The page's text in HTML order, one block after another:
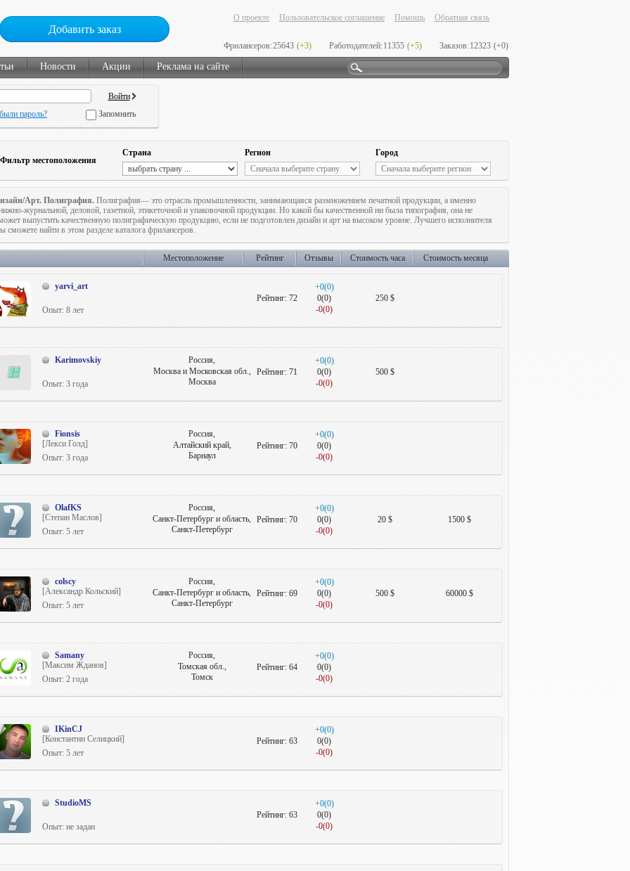
Добавить заказ
О проекте Пользовательское соглашение Помощь Обратная связь
Фрилансеров:25643 (+3) Работодателей:11355 (+5) Заказов:12323 (+0)
Новости Акции Реклама на сайте
пароль? Запомнить
Фильтр местоположения
Страна Регион Город
Арт. Полиграфия. Полиграфия— это отрасль промышленности, занимающаяся размножением печатной продукции, а именно
журнальной, деловой, газетной, этикеточной и упаковочной продукции. Но какой бы качественной ни была типография, она не
выпустить качественную полиграфическую продукцию, если не подготовлен дизайн и арт на высоком уровне. Лучшего исполнителя
сможете найти в этом разделе каталога фрилансеров.
Местоположение Рейтинг Отзывы Стоимость часа Стоимость месяца
yarvi_art
Опыт: 8 лет
250 $
+0(0)
0(0)
-0(0)
Рейтинг:72
Karimovskiy
Опыт: 3 года
500 $
+0(0)
0(0)
-0(0)
Рейтинг:71
Россия,
Москва и Московская обл.,
Москва
Fionsis
[Лекси Голд]
Опыт: 3 года
+0(0)
0(0)
-0(0)
Рейтинг:70
Россия,
Алтайский край,
Барнаул
OlafKS
[Степан Маслов]
Опыт: 5 лет
1500 $
20 $
+0(0)
0(0)
-0(0)
Рейтинг:70
Россия,
Санкт-Петербург и область,
Санкт-Петербург
colscy
[Александр Кольский]
Опыт: 5 лет
60000 $
500 $
+0(0)
0(0)
-0(0)
Рейтинг:69
Россия,
Санкт-Петербург и область,
Санкт-Петербург
Samany
[Максим Жданов]
Опыт: 2 года
+0(0)
0(0)
-0(0)
Рейтинг:64
Россия,
Томская обл.,
Томск
IKinCJ
[Константин Селицкий]
Опыт: 5 лет
+0(0)
0(0)
-0(0)
Рейтинг:63
StudioMS
Опыт: не задан
+0(0)
0(0)
-0(0)
Рейтинг:63